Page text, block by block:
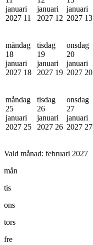
januari
2027 11
januari
2027 12
januari
2027 13
måndag
18
januari
2027 18
tisdag
19
januari
2027 19
onsdag
20
januari
2027 20
måndag
25
januari
2027 25
tisdag
26
januari
2027 26
onsdag
27
januari
2027 27
Vald månad: februari 2027
mån
tis
ons
tors
fre